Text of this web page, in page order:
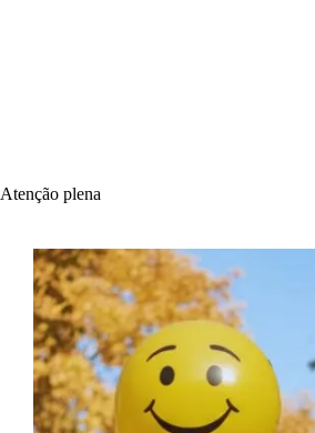
Atenção plena